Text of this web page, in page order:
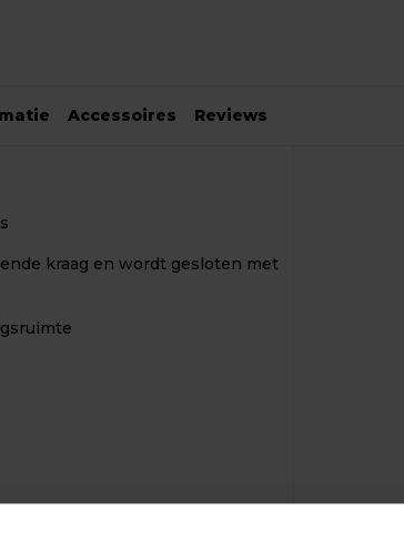
Accessoires Reviews
kraag en wordt gesloten met